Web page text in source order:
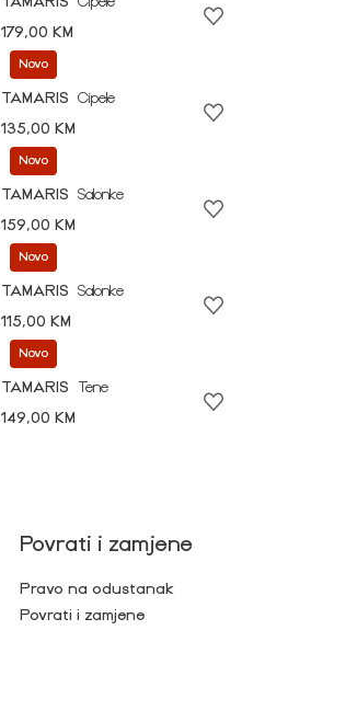
179,00 KM
Novo
TAMARIS
Cipele
135,00 KM
Novo
TAMARIS
Salonke
159,00 KM
Novo
TAMARIS
Salonke
115,00 KM
Novo
TAMARIS
Tene
149,00 KM
Povrati i zamjene
Pravo na odustanak
Povrati i zamjene